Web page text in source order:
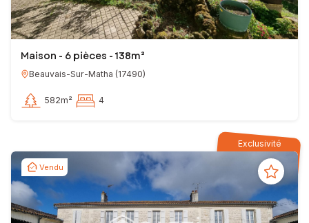
Maison - 6 pièces - 138m²
Beauvais-Sur-Matha (17490)
582m² 4
Exclusivité
Vendu